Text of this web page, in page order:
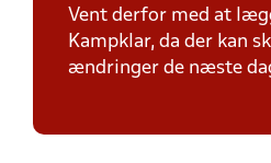
Vent derfor med at
Kampklar, da der kan
ændringer de næste